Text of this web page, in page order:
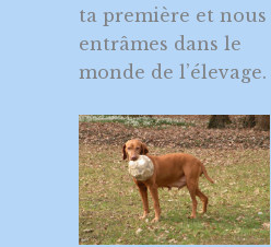
ta première et nous
entrâmes dans le
monde de l’élevage.